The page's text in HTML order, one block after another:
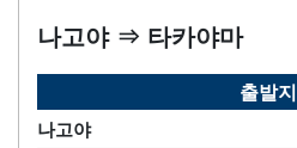
나고야 ⇒ 타카야마
출발지
나고야